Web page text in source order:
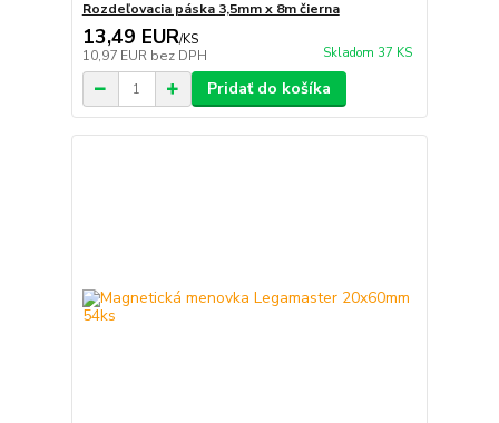
Rozdeľovacia páska 3,5mm x 8m čierna
13,49 EUR/KS
10,97 EUR bez DPH Skladom 37 KS
Pridať do košíka